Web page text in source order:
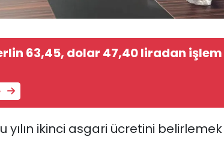
63,45, dolar 47,40 liradan işlem
ikinci asgari ücretini belirlemek